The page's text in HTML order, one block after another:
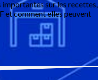
sur les recettes,
et comment elles peuvent